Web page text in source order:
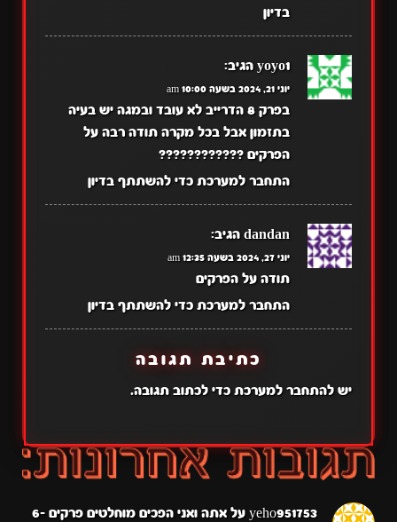
בדיון
yoyo1 הגיב:
יוני 21, 2024 בשעה 10:00 am
בפרק 8 הדרייב לא עובד ובמגה יש בעיה
בתזמון אבל בכל מקרה תודה רבה על
הפרקים ????????????
התחבר למערכת כדי להשתתף בדיון
dandan הגיב:
יוני 27, 2024 בשעה 12:35 am
תודה על הפרקים
התחבר למערכת כדי להשתתף בדיון
כתיבת תגובה
יש להתחבר למערכתכדי לכתוב תגובה.
yeho951753 על
אתה ואני הפכים מוחלטים פרקים 6-